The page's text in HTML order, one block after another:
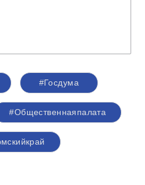
#Госдума
#Общественнаяпалата